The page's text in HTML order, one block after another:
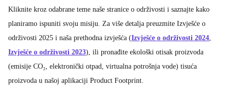
Kliknite kroz odabrane teme naše stranice o održivosti i saznajte kako
planiramo ispuniti svoju misiju. Za više detalja preuzmite Izvješće o
održivosti 2025 i naša prethodna izvješća (Izvješće o održivosti 2024,
Izvješće o održivosti 2023), ili pronađite ekološki otisak proizvoda
(emisije CO₂, elektronički otpad, virtualna potrošnja vode) tisuća
proizvoda u našoj aplikaciji Product Footprint.